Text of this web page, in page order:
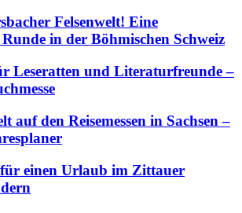
Felsenwelt! Eine
in der Böhmischen Schweiz
Leseratten und Literaturfreunde –
auf den Reisemessen in Sachsen –
einen Urlaub im Zittauer